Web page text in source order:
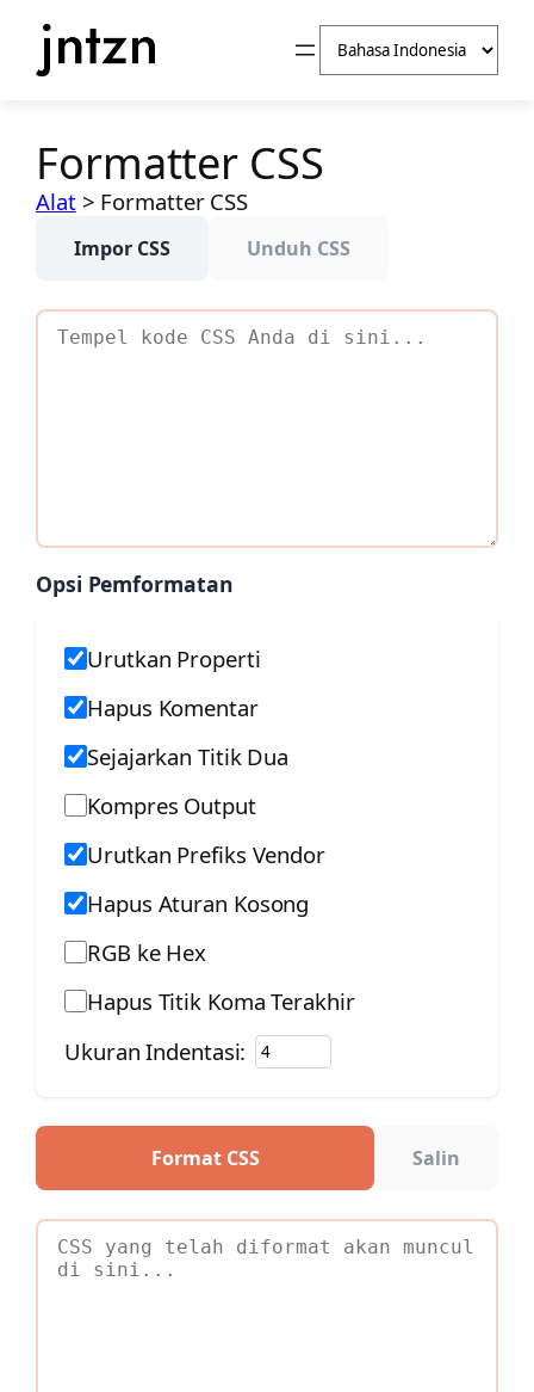
konten
Pilih
sebuah
Formatter CSS
Alat> Formatter CSS
Impor CSS Unduh CSS
Opsi Pemformatan
Urutkan Properti
Hapus Komentar
Sejajarkan Titik Dua
Kompres Output
Urutkan Prefiks Vendor
Hapus Aturan Kosong
RGB ke Hex
Hapus Titik Koma Terakhir
Ukuran Indentasi:
Format CSS Salin